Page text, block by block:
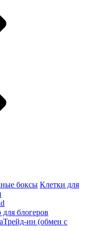
боксы Клетки для
блогеров
Трейд-ин (обмен с